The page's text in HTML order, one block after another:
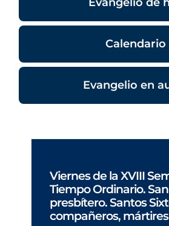
Calendario
Evangelio en
Viernes de la XVIII
Tiempo Ordinario.
presbítero. Santos
compañeros, mártires